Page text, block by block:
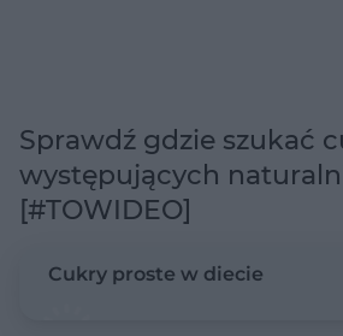
Sprawdź gdzie szukać
występujących
[#TOWIDEO]
Cukry proste w diecie